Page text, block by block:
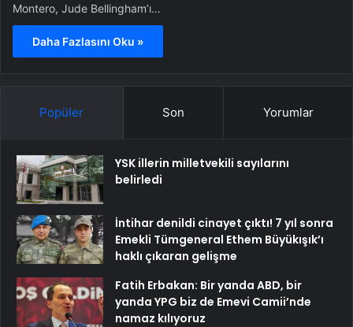
Montero, Jude Bellingham’ı…
Daha Fazlasını Oku »
Popüler Son Yorumlar
YSK illerin milletvekili sayılarını
belirledi
İntihar denildi cinayet çıktı! 7 yıl sonra
Emekli Tümgeneral Ethem Büyükışık’ı
haklı çıkaran gelişme
Fatih Erbakan: Bir yanda ABD, bir
yanda YPG biz de Emevi Camii’nde
namaz kılıyoruz